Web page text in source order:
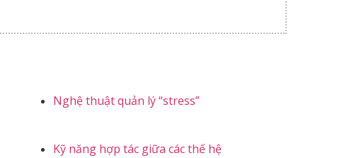
Nghệ thuật quản lý “stress”
Kỹ năng hợp tác giữa các thế hệ